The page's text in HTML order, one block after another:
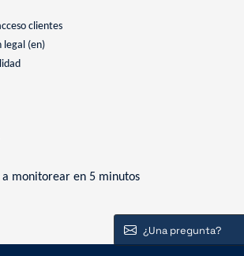
¿Una pregunta?
clientes
legal (en)
a monitorear en 5 minutos